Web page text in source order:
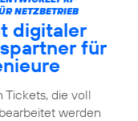
NETZBETRIEB
digitaler
für
Tickets, die voll
werden